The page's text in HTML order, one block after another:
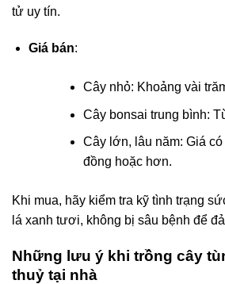
tử uy tín.
Giá bán:
Cây nhỏ: Khoảng vài
Cây bonsai trung bình:
Cây lớn, lâu năm: Giá
đồng hoặc hơn.
Khi mua, hãy kiểm tra kỹ tình trạng
lá xanh tươi, không bị sâu bệnh để
Những lưu ý khi trồng cây
thuỷ tại nhà